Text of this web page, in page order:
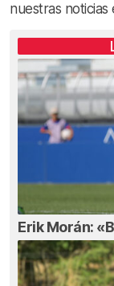
nuestras
Erik Morán: